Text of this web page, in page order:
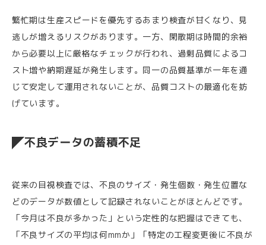
繁忙期は生産スピードを優先するあまり検査が甘くなり、見
逃しが増えるリスクがあります。一方、閑散期は時間的余裕
から必要以上に厳格なチェックが行われ、過剰品質によるコ
スト増や納期遅延が発生します。同一の品質基準が一年を通
じて安定して運用されないことが、品質コストの最適化を妨
げています。
不良データの蓄積不足
従来の目視検査では、不良のサイズ・発生個数・発生位置な
どのデータが数値として記録されないことがほとんどです。
「今月は不良が多かった」という定性的な把握はできても、
「不良サイズの平均は何mmか」「特定の工程変更後に不良が